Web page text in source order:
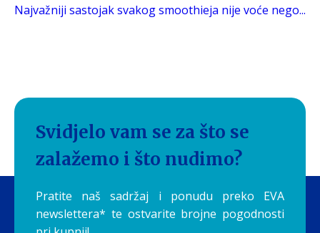
Najvažniji sastojak svakog smoothieja nije voće nego...
Svidjelo vam se za što se
zalažemo i što nudimo?
Pratite naš sadržaj i ponudu preko EVA
newslettera* te ostvarite brojne pogodnosti